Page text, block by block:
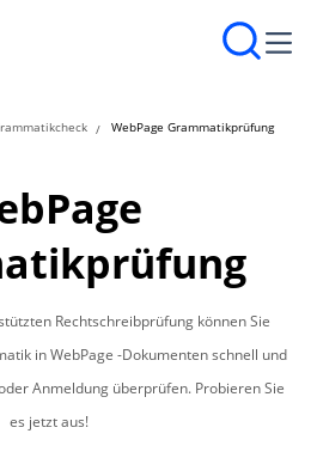
WebPage Grammatikprüfung
Rechtschreibprüfung können Sie
in WebPage -Dokumenten schnell und
Anmeldung überprüfen. Probieren Sie
es jetzt aus!